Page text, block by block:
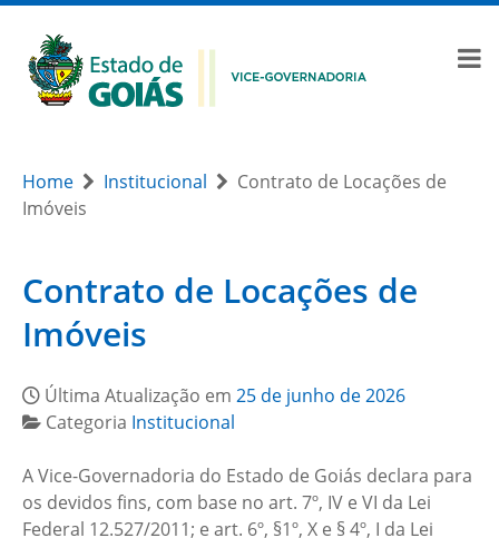
Home Institucional
Contrato de Locações de
Imóveis
Contrato de Locações de
Imóveis
Última Atualização em 25 de junho de 2026
Categoria Institucional
A Vice-Governadoria do Estado de Goiás declara para
os devidos fins, com base no art. 7º, IV e VI da Lei
Federal 12.527/2011; e art. 6º, §1º, X e § 4º, I da Lei